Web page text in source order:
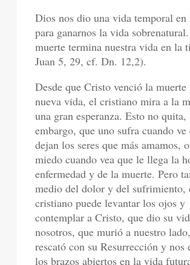
Dios nos dio una vida temporal
para ganarnos la vida
muerte termina nuestra vida en la
Juan 5, 29, cf. Dn. 12,2).
Desde que Cristo venció la
nueva vida, el cristiano mira a la
una gran esperanza. Esto no quita,
embargo, que uno sufra cuando ve
dejan los seres que más amamos,
miedo cuando vea que le llega la
enfermedad y de la muerte. Pero
medio del dolor y del sufrimiento,
cristiano puede levantar los ojos y
contemplar a Cristo, que dio su
nosotros, que murió a nuestro
rescató con su Resurrección y nos
los brazos abiertos en la vida